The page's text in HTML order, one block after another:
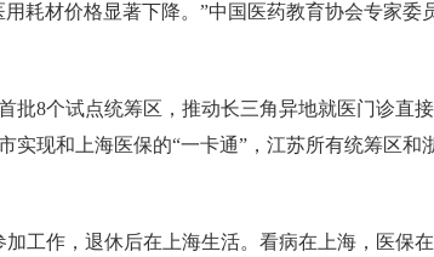
耗材价格显著下降。”中国医药教育协会专家委
批8个试点统筹区，推动长三角异地就医门诊直
实现和上海医保的“一卡通”，江苏所有统筹区和
工作，退休后在上海生活。看病在上海，医保